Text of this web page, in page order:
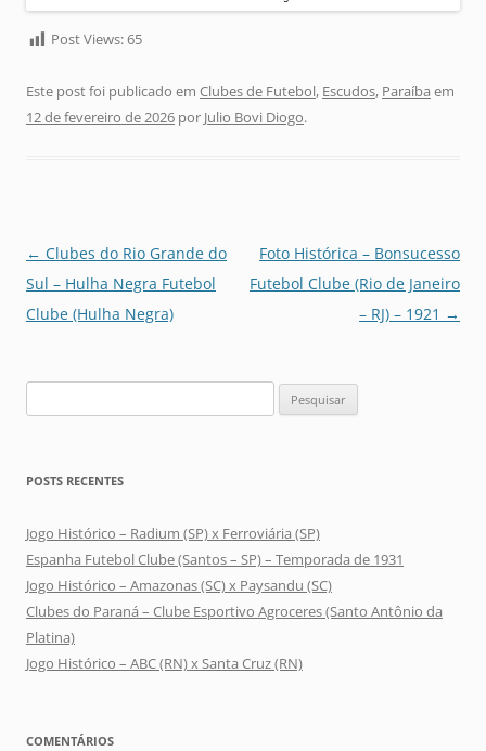
Post Views:65
Este post foi publicado em Clubes de Futebol, Escudos, Paraíba em
12 de fevereiro de 2026 por Julio Bovi Diogo.
Navegação
de
posts
← Clubes do Rio Grande do
Sul – Hulha Negra Futebol
Clube (Hulha Negra)
Foto Histórica – Bonsucesso
Futebol Clube (Rio de Janeiro
– RJ) – 1921 →
por:
POSTS RECENTES
Jogo Histórico – Radium (SP) x Ferroviária (SP)
Espanha Futebol Clube (Santos – SP) – Temporada de 1931
Jogo Histórico – Amazonas (SC) x Paysandu (SC)
Clubes do Paraná – Clube Esportivo Agroceres (Santo Antônio da
Platina)
Jogo Histórico – ABC (RN) x Santa Cruz (RN)
COMENTÁRIOS